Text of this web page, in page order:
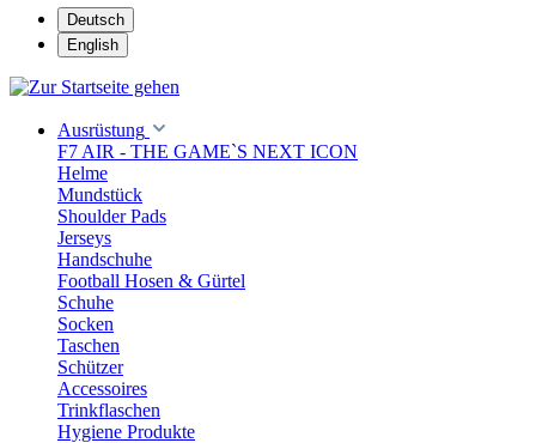
Deutsch
English
Ausrüstung
F7 AIR - THE GAME`S NEXT ICON
Helme
Mundstück
Shoulder Pads
Jerseys
Handschuhe
Football Hosen & Gürtel
Schuhe
Socken
Taschen
Schützer
Accessoires
Trinkflaschen
Hygiene Produkte